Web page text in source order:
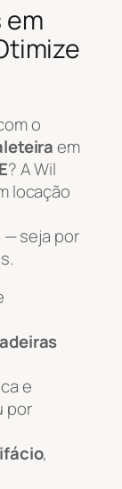
o
em
? A Wil
locação
— seja por
e
por
,